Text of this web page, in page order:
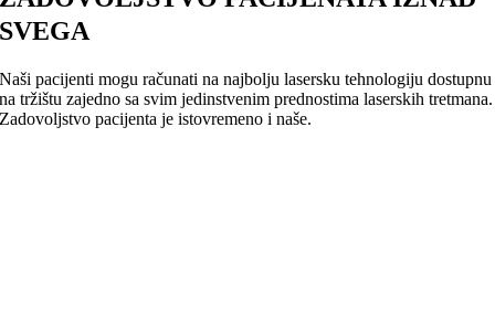
SVEGA
Naši pacijenti mogu računati na najbolju lasersku tehnologiju dostupnu
na tržištu zajedno sa svim jedinstvenim prednostima laserskih tretmana.
Zadovoljstvo pacijenta je istovremeno i naše.